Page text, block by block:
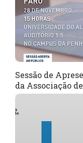
Sessão de
da Associação